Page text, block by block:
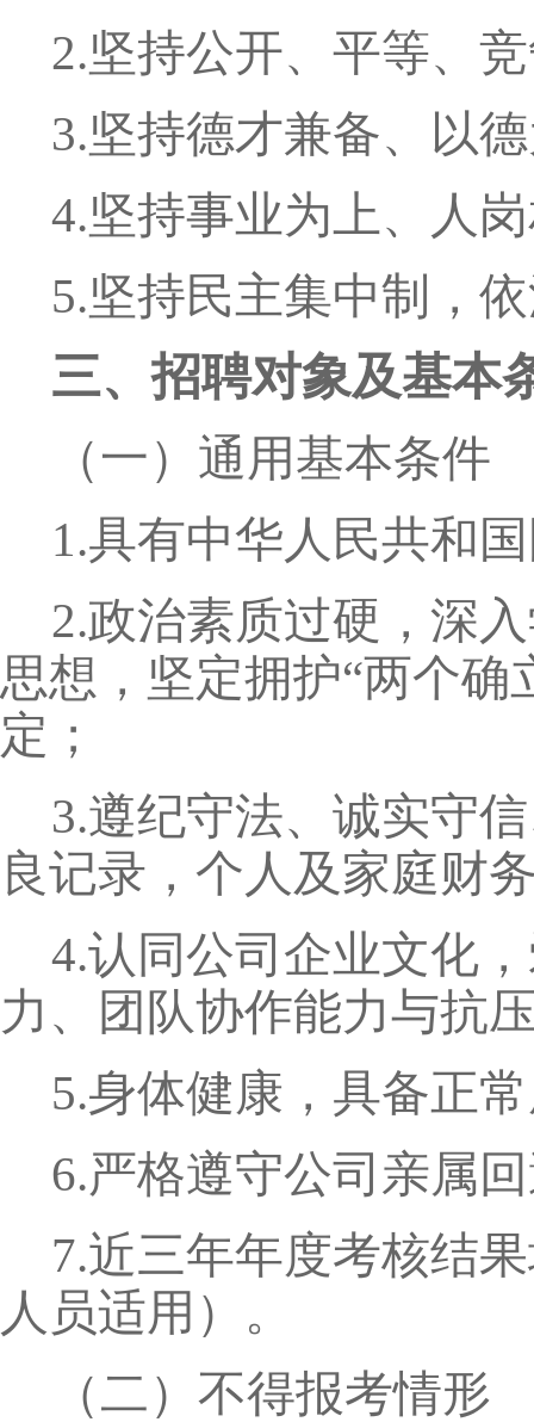
2.坚持公开、平等、
3.坚持德才兼备、以
4.坚持事业为上、人
5.坚持民主集中制，
三、招聘对象及基本
（一）通用基本条件
1.具有中华人民共和
2.政治素质过硬，深
思想，坚定拥护“两个确
定；
3.遵纪守法、诚实守
良记录，个人及家庭财
4.认同公司企业文化
力、团队协作能力与抗
5.身体健康，具备正
6.严格遵守公司亲属
7.近三年年度考核结
人员适用）。
（二）不得报考情形